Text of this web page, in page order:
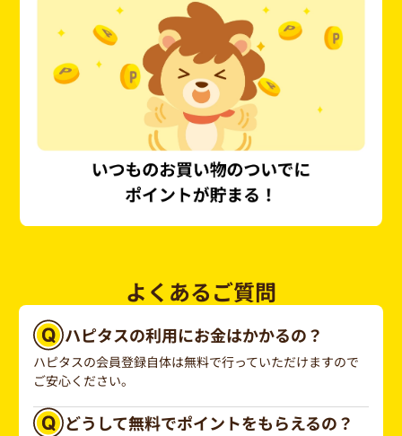
よくあるご質問
ハピタスの利用にお金はかかるの？
ハピタスの会員登録自体は無料で行っていただけますので
ご安心ください。
どうして無料でポイントをもらえるの？